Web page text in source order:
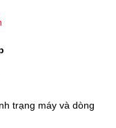
trạng máy và dòng